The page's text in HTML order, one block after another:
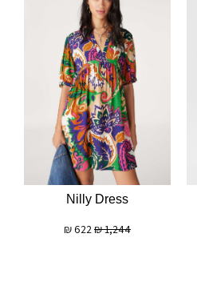
Nilly Dress
1,244
₪
622
₪